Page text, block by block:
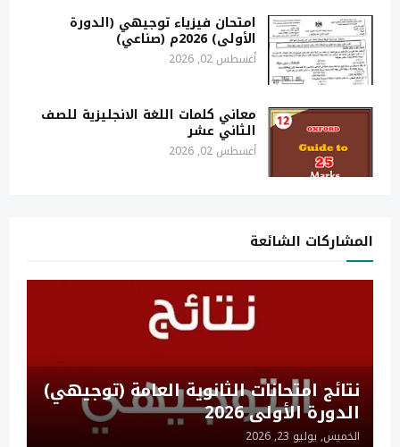
امتحان فيزياء توجيهي (الدورة
الأولى) 2026م (صناعي)
أغسطس 02, 2026
معاني كلمات اللغة الانجليزية للصف
الثاني عشر
أغسطس 02, 2026
المشاركات الشائعة
نتائج امتحانات الثانوية العامة (توجيهي)
الدورة الأولى 2026
الخميس, يوليو 23, 2026